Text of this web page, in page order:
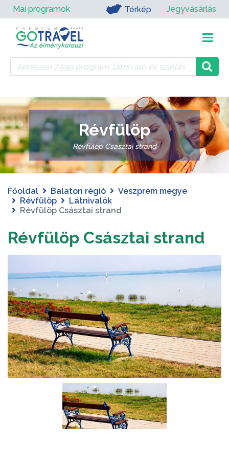
Mai programok Térkép Jegyvásárlás
Révfülöp
Révfülöp Császtai strand
Főoldal Balaton régió
Veszprém megye
Révfülöp
Látnivalók
Révfülöp Császtai strand
Révfülöp Császtai strand